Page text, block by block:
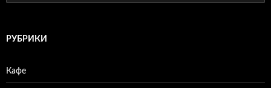
а
иРУБРИКИ
Кафе